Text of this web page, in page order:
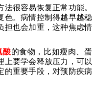
很容易恢复正常功能。
色。病情控制得越早越稳
担也会加重，这种焦虑情
酸的食物，比如瘦肉、蛋
上要学会释放压力，可以
的重要手段，对预防疾病